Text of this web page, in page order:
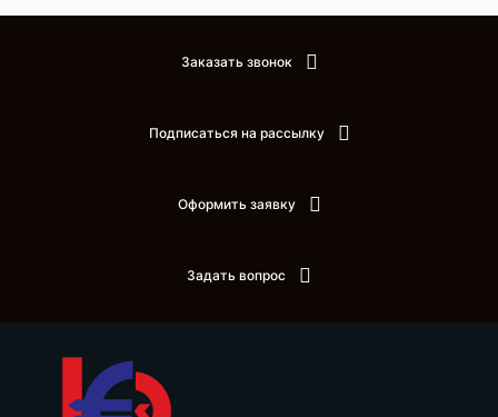
Заказать звонок
Подписаться на рассылку
Оформить заявку
Задать вопрос